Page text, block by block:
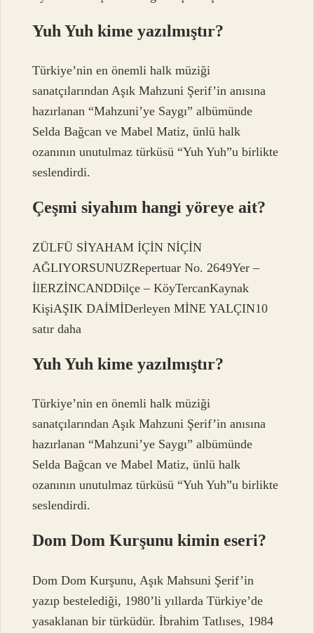
Yuh Yuh kime yazılmıştır?
Türkiye’nin en önemli halk müziği
sanatçılarından Aşık Mahzuni Şerif’in anısına
hazırlanan “Mahzuni’ye Saygı” albümünde
Selda Bağcan ve Mabel Matiz, ünlü halk
ozanının unutulmaz türküsü “Yuh Yuh”u birlikte
seslendirdi.
Çeşmi siyahım hangi yöreye ait?
ZÜLFÜ SİYAHAM İÇİN NİÇİN
AĞLIYORSUNUZRepertuar No. 2649Yer –
İlERZİNCANDDilçe – KöyTercanKaynak
KişiAŞIK DAİMİDerleyen MİNE YALÇIN10
satır daha
Yuh Yuh kime yazılmıştır?
Türkiye’nin en önemli halk müziği
sanatçılarından Aşık Mahzuni Şerif’in anısına
hazırlanan “Mahzuni’ye Saygı” albümünde
Selda Bağcan ve Mabel Matiz, ünlü halk
ozanının unutulmaz türküsü “Yuh Yuh”u birlikte
seslendirdi.
Dom Dom Kurşunu kimin eseri?
Dom Dom Kurşunu, Aşık Mahsuni Şerif’in
yazıp bestelediği, 1980’li yıllarda Türkiye’de
yasaklanan bir türküdür. İbrahim Tatlıses, 1984